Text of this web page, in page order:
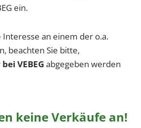
ein.
Interesse an einem der o.a.
beachten Sie bitte,
VEBEG abgegeben werden
keine Verkäufe an!